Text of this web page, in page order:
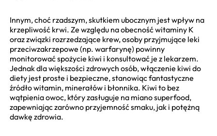
Innym, choć rzadszym, skutkiem ubocznym jest wpływ na
krzepliwość krwi. Ze względu na obecność witaminy K
oraz związki rozrzedzające krew, osoby przyjmujące leki
przeciwzakrzepowe (np. warfarynę) powinny
monitorować spożycie kiwi i konsultować je z lekarzem.
Jednak dla większości zdrowych osób, włączenie kiwi do
diety jest proste i bezpieczne, stanowiąc fantastyczne
źródło witamin, minerałów i błonnika. Kiwi to bez
wątpienia owoc, który zasługuje na miano superfood,
zapewniając zarówno przyjemność smaku, jak i potężną
dawkę zdrowia.